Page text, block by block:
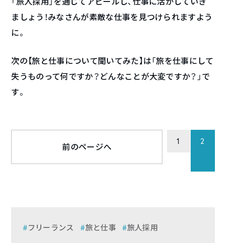
ましょう！みなさんが素敵な仕事を見つけられますよう
に。
次の【旅と仕事について聞いてみた】は「旅を仕事にして
失うものって何ですか？どんなことが大変ですか？」で
す。
前のページへ
1 2
フリーランス 旅と仕事 旅人採用